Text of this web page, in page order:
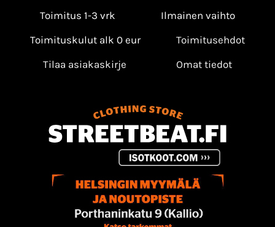
Toimitus 1-3 vrk
Ilmainen vaihto
Toimituskulut alk 0 eur
Toimitusehdot
Tilaa asiakaskirje
Omat tiedot